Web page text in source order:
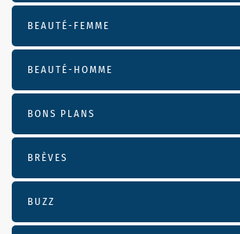
BEAUTÉ-FEMME
BEAUTÉ-HOMME
BONS PLANS
BRÈVES
BUZZ